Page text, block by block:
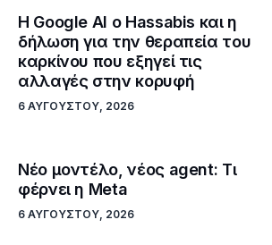
Η Google ΑΙ ο Hassabis και η
δήλωση για την θεραπεία του
καρκίνου που εξηγεί τις
αλλαγές στην κορυφή
6 ΑΥΓΟΎΣΤΟΥ, 2026
Νέο μοντέλο, νέος agent: Τι
φέρνει η Meta
6 ΑΥΓΟΎΣΤΟΥ, 2026